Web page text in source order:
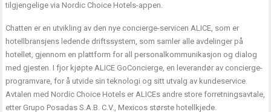
tilgjengelige via Nordic Choice Hotels-appen.
Chatten er en utvikling av den nye concierge-servicen ALICE, som er
hotellbransjens ledende driftssystem, som samler alle avdelinger på
hotellet, gjennom en plattform for all personalkommunikasjon og dialog
med gjesten. I fjor kjøpte ALICE GoConcierge, en leverandør av concierge-
programvare, for å utvide sin teknologi og sitt utvalg av kundeservice.
Avtalen med Nordic Choice Hotels er ALICEs andre store forretningsavtale,
etter Grupo Posadas S.A.B. C.V., Mexicos største hotellkjede.